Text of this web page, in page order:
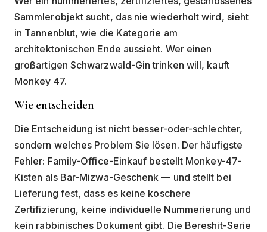
Sammlerobjekt sucht, das nie wiederholt wird, sieht
in Tannenblut, wie die Kategorie am
architektonischen Ende aussieht. Wer einen
großartigen Schwarzwald-Gin trinken will, kauft
Monkey 47.
Wie entscheiden
Die Entscheidung ist nicht besser-oder-schlechter,
sondern welches Problem Sie lösen. Der häufigste
Fehler: Family-Office-Einkauf bestellt Monkey-47-
Kisten als Bar-Mizwa-Geschenk — und stellt bei
Lieferung fest, dass es keine koschere
Zertifizierung, keine individuelle Nummerierung und
kein rabbinisches Dokument gibt. Die Bereshit-Serie